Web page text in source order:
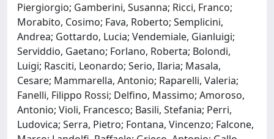
Piergiorgio; Gamberini, Susanna; Ricci, Franco;
Morabito, Cosimo; Fava, Roberto; Semplicini,
Andrea; Gottardo, Lucia; Vendemiale, Gianluigi;
Serviddio, Gaetano; Forlano, Roberta; Bolondi,
Luigi; Rasciti, Leonardo; Serio, Ilaria; Masala,
Cesare; Mammarella, Antonio; Raparelli, Valeria;
Fanelli, Filippo Rossi; Delfino, Massimo; Amoroso,
Antonio; Violi, Francesco; Basili, Stefania; Perri,
Ludovica; Serra, Pietro; Fontana, Vincenzo; Falcone,